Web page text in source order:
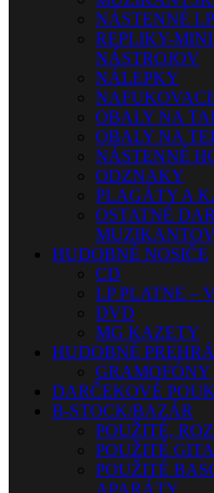
NÁSTENNÉ
REPLIKY-
NÁSTROJOV
NÁLEPKY
OBALY NA
OBALY NA
NÁSTENNÉ
ODZNAKY
PLAGÁTY A
OSTATNÉ
HUDOBNÉ NOSIČE
CD
LP PLATNE –
DVD
MG KAZETY
HUDOBNÉ
GRAMOFÓNY
DARČEKOVÉ
B-STOCK/BAZÁR
POUŽITÉ,
POUŽITÉ
POUŽITÉ
APARÁTY